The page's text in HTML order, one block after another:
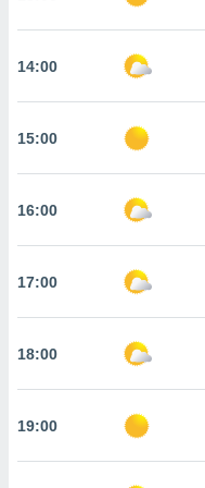
de que
sean
el sitio
para
ni para
aunque
no
abono
14:00
15:00
16:00
17:00
18:00
19:00